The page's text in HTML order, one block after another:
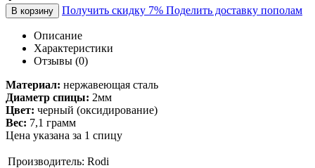
В корзину Получить скидку 7% Поделить доставку пополам
Описание
Характеристики
Отзывы (0)
Материал: нержавеющая сталь
Диаметр спицы: 2мм
Цвет: черный (оксидирование)
Вес: 7,1 грамм
Цена указана за 1 спицу
Производитель: Rodi